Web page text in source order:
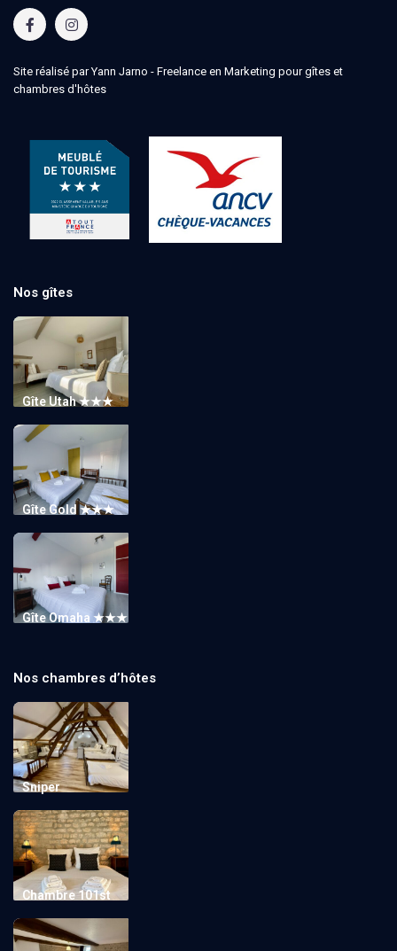
Site réalisé par Yann Jarno - Freelance en Marketing pour gîtes et
chambres d'hôtes
Nos gîtes
Gîte Utah ★★★
Gîte Gold ★★★
Gîte Omaha ★★★
Nos chambres d’hôtes
Sniper
Chambre 101st